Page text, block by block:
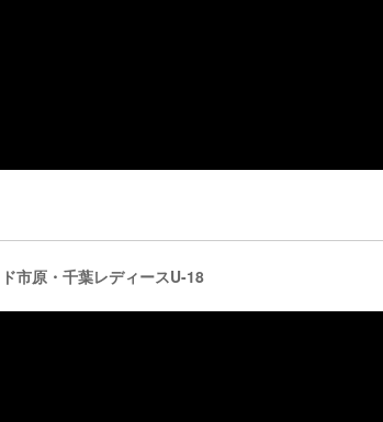
市原・千葉レディースU-18